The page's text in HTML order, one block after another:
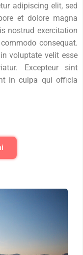
adipiscing elit, sed
et dolore magna
nostrud exercitation
consequat.
voluptate velit esse
Excepteur sint
in culpa qui officia